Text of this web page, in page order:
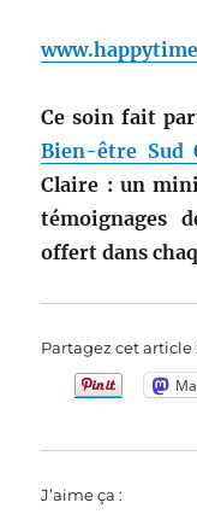
Ce soin fait
Bien-être Sud
Claire : un
témoignages
offert dans
Partagez cet article :
J’aime ça :